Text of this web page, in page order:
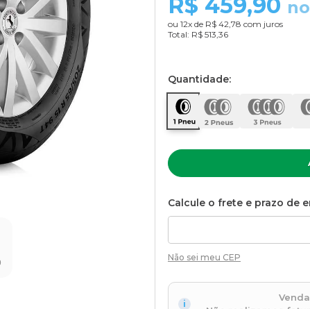
ou 12x de R$ 42,78 com juros
Total: R$ 513,36
Quantidade:
Calcule o frete e prazo de
Não sei meu CEP